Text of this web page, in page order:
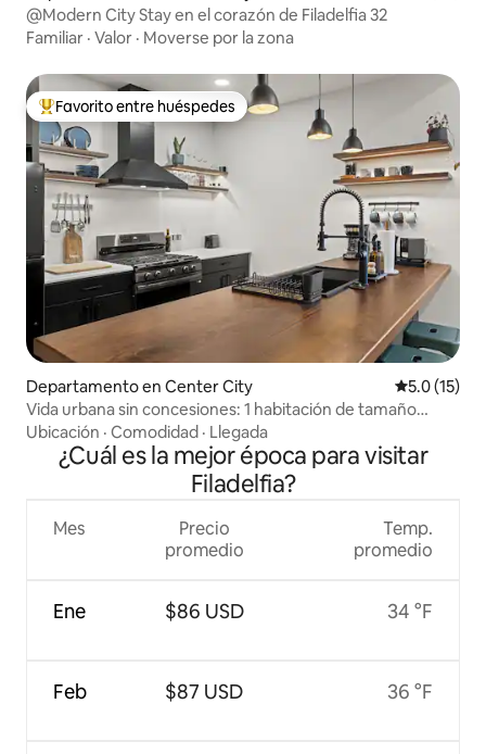
@Modern City Stay en el corazón de Filadelfia 32
Familiar · Valor · Moverse por la zona
De los mejores en Favorito entre huéspedes
Favorito entre huéspedes
Departamento en Center City Calificación
5.0 (15)
Vida urbana sin concesiones: 1 habitación de tamaño
completo
Ubicación · Comodidad · Llegada
¿Cuál es la mejor época para visitar
Filadelfia?
Mes
Ene
Feb
Precio
promedio
$86 USD
$87 USD
Temp.
promedio
34 °F
36 °F